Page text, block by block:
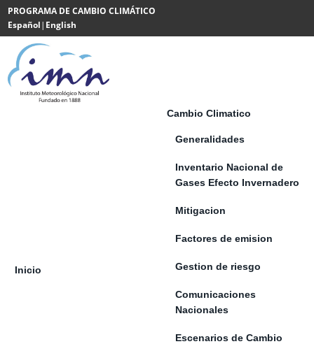
Saltar al contenido
PROGRAMA DE CAMBIO CLIMÁTICO
Español| English
Powered
by
Translate
Inicio
Cambio Climatico
Generalidades
Inventario Nacional de
Gases Efecto Invernadero
Mitigacion
Factores de emision
Gestion de riesgo
Comunicaciones
Nacionales
Escenarios de Cambio